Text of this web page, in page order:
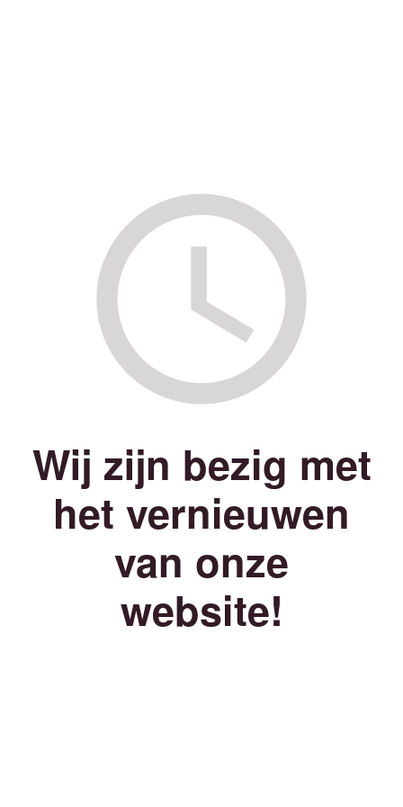
Wij zijn bezig met
het vernieuwen
van onze
website!